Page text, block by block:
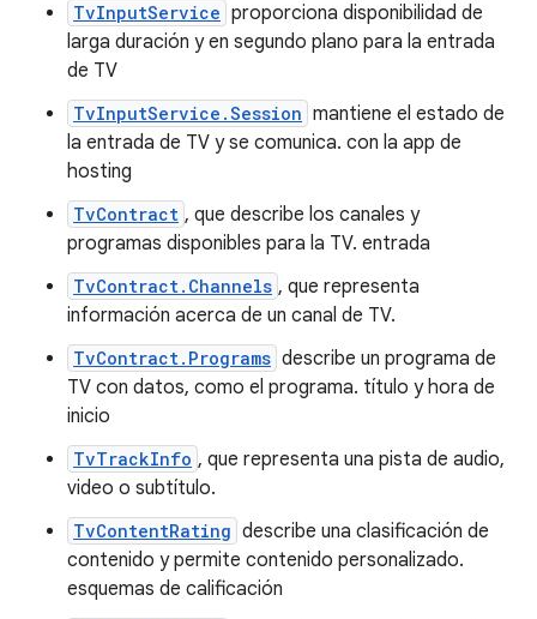
TvInputService proporciona disponibilidad de
larga duración y en segundo plano para la entrada
de TV
TvInputService.Session mantiene el estado de
la entrada de TV y se comunica. con la app de
hosting
TvContract , que describe los canales y
programas disponibles para la TV. entrada
TvContract.Channels , que representa
información acerca de un canal de TV.
TvContract.Programs describe un programa de
TV con datos, como el programa. título y hora de
inicio
TvTrackInfo , que representa una pista de audio,
video o subtítulo.
TvContentRating describe una clasificación de
contenido y permite contenido personalizado.
esquemas de calificación